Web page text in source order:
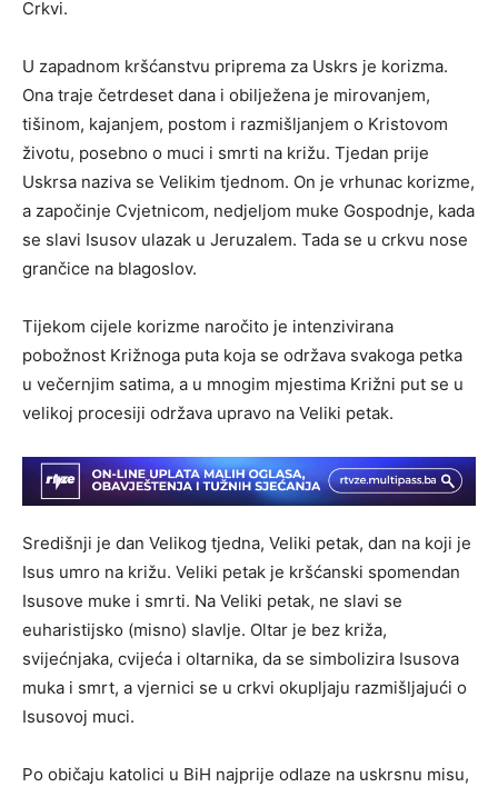
Crkvi.
U zapadnom kršćanstvu priprema za Uskrs je korizma.
Ona traje četrdeset dana i obilježena je mirovanjem,
tišinom, kajanjem, postom i razmišljanjem o Kristovom
životu, posebno o muci i smrti na križu. Tjedan prije
Uskrsa naziva se Velikim tjednom. On je vrhunac korizme,
a započinje Cvjetnicom, nedjeljom muke Gospodnje, kada
se slavi Isusov ulazak u Jeruzalem. Tada se u crkvu nose
grančice na blagoslov.
Tijekom cijele korizme naročito je intenzivirana
pobožnost Križnoga puta koja se održava svakoga petka
u večernjim satima, a u mnogim mjestima Križni put se u
velikoj procesiji održava upravo na Veliki petak.
Središnji je dan Velikog tjedna, Veliki petak, dan na koji je
Isus umro na križu. Veliki petak je kršćanski spomendan
Isusove muke i smrti. Na Veliki petak, ne slavi se
euharistijsko (misno) slavlje. Oltar je bez križa,
svijećnjaka, cvijeća i oltarnika, da se simbolizira Isusova
muka i smrt, a vjernici se u crkvi okupljaju razmišljajući o
Isusovoj muci.
Po običaju katolici u BiH najprije odlaze na uskrsnu misu,